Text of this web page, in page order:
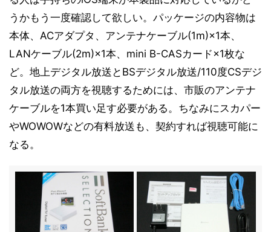
うかもう一度確認して欲しい。パッケージの内容物は
本体、ACアダプタ、アンテナケーブル(1m)×1本、
LANケーブル(2m)×1本、mini B-CASカード×1枚な
ど。地上デジタル放送とBSデジタル放送/110度CSデジ
タル放送の両方を視聴するためには、市販のアンテナ
ケーブルを1本買い足す必要がある。ちなみにスカパー
やWOWOWなどの有料放送も、契約すれば視聴可能に
なる。